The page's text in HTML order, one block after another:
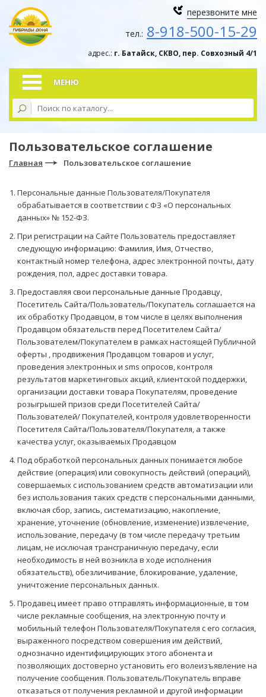
перезвоните мне
тел.: 8-918-500-15-29
адрес.: г. Батайск, СКВО, пер. Совхозный 4/1
МЕНЮ
Пользовательское соглашение
Главная Пользовательское соглашение
Персональные данные Пользователя/Покупателя
обрабатывается в соответствии с ФЗ «О персональных
данных» № 152-ФЗ.
При регистрации на Сайте Пользователь предоставляет
следующую информацию: Фамилия, Имя, Отчество,
контактный номер телефона, адрес электронной почты, дату
рождения, пол, адрес доставки товара.
Предоставляя свои персональные данные Продавцу,
Посетитель Сайта/Пользователь/Покупатель соглашается на
их обработку Продавцом, в том числе в целях выполнения
Продавцом обязательств перед Посетителем Сайта/
Пользователем/Покупателем в рамках настоящей Публичной
оферты , продвижения Продавцом товаров и услуг,
проведения электронных и sms опросов, контроля
результатов маркетинговых акций, клиентской поддержки,
организации доставки товара Покупателям, проведение
розыгрышей призов среди Посетителей Сайта/
Пользователей/ Покупателей, контроля удовлетворенности
Посетителя Сайта/Пользователя/Покупателя, а также
качества услуг, оказываемых Продавцом
Под обработкой персональных данных понимается любое
действие (операция) или совокупность действий (операций),
совершаемых с использованием средств автоматизации или
без использования таких средств с персональными данными,
включая сбор, запись, систематизацию, накопление,
хранение, уточнение (обновление, изменение) извлечение,
использование, передачу (в том числе передачу третьим
лицам, не исключая трансграничную передачу, если
необходимость в ней возникла в ходе исполнения
обязательств), обезличивание, блокирование, удаление,
уничтожение персональных данных.
Продавец имеет право отправлять информационные, в том
числе рекламные сообщения, на электронную почту и
мобильный телефон Пользователя/Покупателя с его согласия,
выраженного посредством совершения им действий,
однозначно идентифицирующих этого абонента и
позволяющих достоверно установить его волеизъявление на
получение сообщения. Пользователь/Покупатель вправе
отказаться от получения рекламной и другой информации